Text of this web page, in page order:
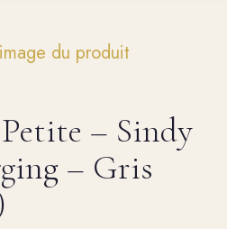
– Sindy
– Gris